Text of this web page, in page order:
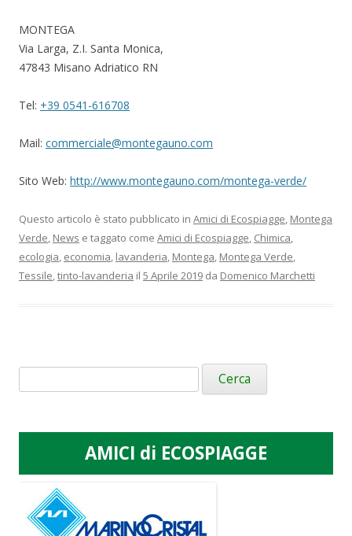
MONTEGA
Via Larga, Z.I. Santa Monica,
47843 Misano Adriatico RN
Tel: +39 0541-616708
Mail: commerciale@montegauno.com
Sito Web: http://www.montegauno.com/montega-verde/
Questo articolo è stato pubblicato in Amici di Ecospiagge, Montega
Verde, News e taggato come Amici di Ecospiagge, Chimica,
ecologia, economia, lavanderia, Montega, Montega Verde,
Tessile,tinto-lavanderia il 5 Aprile 2019 da Domenico Marchetti
Ricerca
per:
AMICI di ECOSPIAGGE